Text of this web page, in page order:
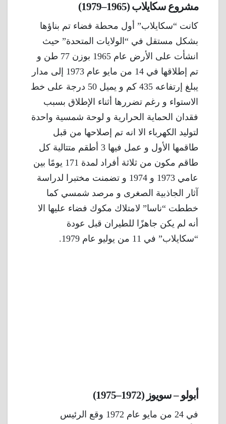
مشروع سكايلاب (1965–1979)
كانت “سكايلاب” أول محطة فضاء تم بناؤها
بشكل مستقل في “الولايات المتحدة” حيث
انشأت على الأرض عام 1965 بوزن 77 طن و
تم إطلاقها في 14 من مايو عام 1973 إلى مدار
يبلغ إرتفاعه 435 كم و يميل 50 درجة على خط
الاستواء و رغم تضررها أثناء الإطلاق بسبب
فقدان الحماية الحرارية و لوحة شمسية واحدة
لتوليد الكهرباء الا انه تم إصلاحها من قبل
طاقمها الأول و عمل فيها 3 أطقم متتالية كل
طاقم مكون من ثلاثة أفراد لمدة 171 يومًا بين
عامي 1973 و 1974 و تضمنت مختبرا لدراسة
آثار الجاذبية الصغرى و مرصد شمسي كما
خططت “ناسا” لامتلاك مكوك فضاء عليها الا
أنه لم يكن جاهزًا للطيران قبل عودة
“سكايلاب” في 11 من يوليو عام 1979.
أبولو – سويوز (1972–1975)
في 24 من مايو عام 1972 وقع الرئيس